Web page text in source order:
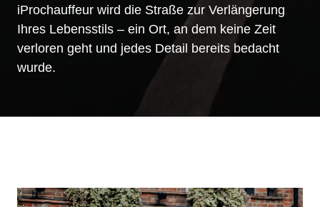
iProchauffeur wird die Straße zur Verlängerung
Ihres Lebensstils – ein Ort, an dem keine Zeit
verloren geht und jedes Detail bereits bedacht
wurde.